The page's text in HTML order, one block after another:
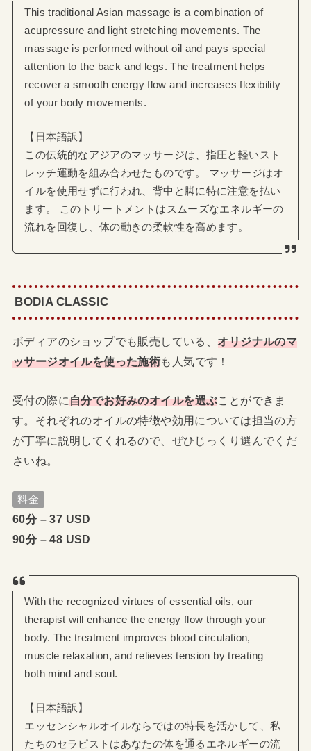
This traditional Asian massage is a combination of
acupressure and light stretching movements. The
massage is performed without oil and pays special
attention to the back and legs. The treatment helps
recover a smooth energy flow and increases flexibility
of your body movements.
【日本語訳】
この伝統的なアジアのマッサージは、指圧と軽いスト
レッチ運動を組み合わせたものです。 マッサージはオ
イルを使用せずに行われ、背中と脚に特に注意を払い
ます。 このトリートメントはスムーズなエネルギーの
流れを回復し、体の動きの柔軟性を高めます。
BODIA CLASSIC
ボディアのショップでも販売している、 オリジナルのマ
ッサージオイルを使った施術も人気です！
受付の際に自分でお好みのオイルを選ぶ ことができま
す。それぞれのオイルの特徴や効用については担当の方
が丁寧に説明してくれるので、ぜひじっくり選んでくだ
さいね。
料金
60分 – 37 USD
90分 – 48 USD
With the recognized virtues of essential oils, our
therapist will enhance the energy flow through your
body. The treatment improves blood circulation,
muscle relaxation, and relieves tension by treating
both mind and soul.
【日本語訳】
エッセンシャルオイルならではの特長を活かして、私
たちのセラピストはあなたの体を通るエネルギーの流